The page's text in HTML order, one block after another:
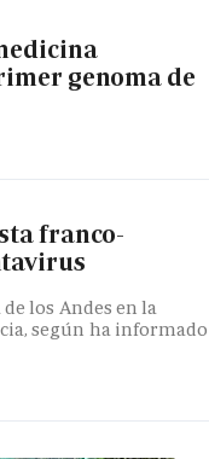
genoma de
franco-
los Andes en la
según ha informado